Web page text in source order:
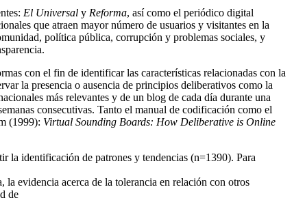
El Universal y Reforma, así como el periódico digital
que atraen mayor número de usuarios y visitantes en la
política pública, corrupción y problemas sociales, y
con el fin de identificar las características relacionadas con la
la presencia o ausencia de principios deliberativos como la
más relevantes y de un blog de cada día durante una
consecutivas. Tanto el manual de codificación como el
(1999): Virtual Sounding Boards: How Deliberative is Online
la identificación de patrones y tendencias (n=1390). Para
evidencia acerca de la tolerancia en relación con otros
de